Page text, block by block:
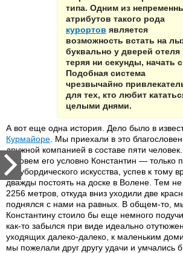
типа. Одним из
атрибутов такого рода
курортов является
возможность встать на
буквально у дверей отеля
теряя ни секунды, начать
Подобная система
чрезвычайно
для тех, кто любит
целыми днями.
А вот еще одна история. Дело было в
Курмайоре . Мы приехали в это
дружной компанией в составе пяти
назовем его условно Константин — только
сноубордического искусства, успев к тому
дважды постоять на доске в Волене. Тем
2256 метров, откуда вниз уходили две
поднялся с нами на равных. В общем-то,
Константину стоило бы еще немного
как-то забылся при виде идеально
уходящих далеко-далеко, к маленьким
мы пожелали друг другу удачи и умчались